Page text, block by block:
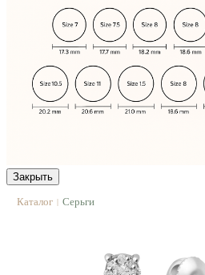
Закрыть
Каталог | Серьги